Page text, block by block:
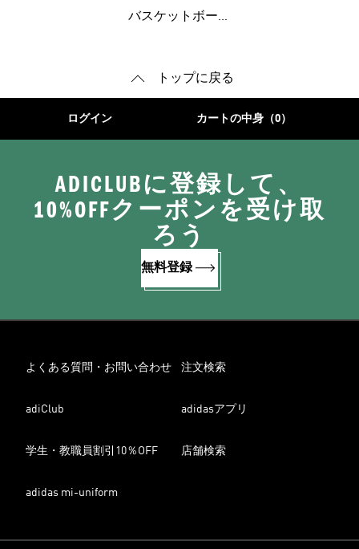
バスケットボール
トップに戻る
ログイン カートの中身（0）
ADICLUBに登録して、
10%OFFクーポンを受け取
ろう
無料登録
よくある質問・お問い合わせ 注文検索
adiClub adidasアプリ
学生・教職員割引10％OFF 店舗検索
adidas mi-uniform